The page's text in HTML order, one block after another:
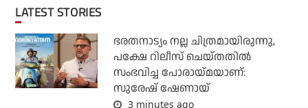
LATEST STORIES
ഭരതനാട്യം നല്ല ചിത്രമായിരുന്നു,
പക്ഷേ റിലീസ് ചെയ്തതില്‍
സംഭവിച്ച പോരായ്മയാണ്:
സുരേഷ് ഷേണായ്
3 minutes ago